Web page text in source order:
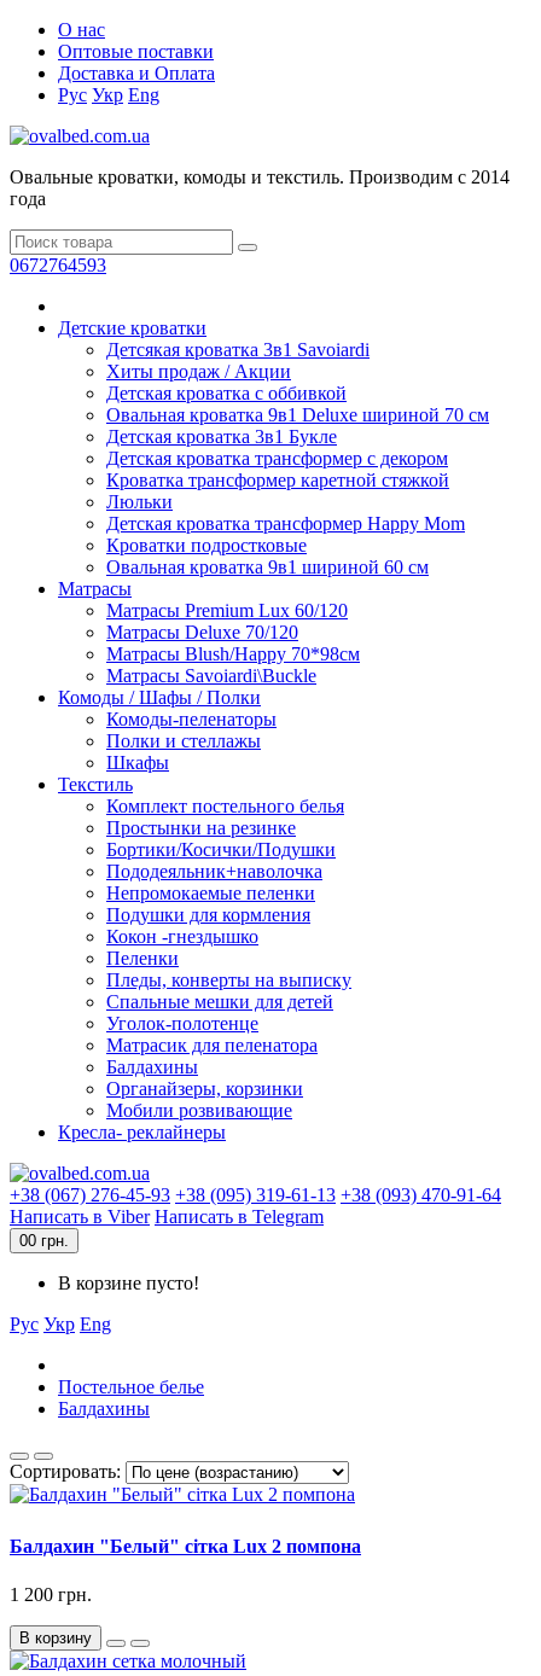
О нас
Оптовые поставки
Доставка и Оплата
Рус Укр Eng
Овальные кроватки, комоды и текстиль. Производим с 2014
года
0672764593
Детские кроватки
Детсякая кроватка 3в1 Savoiardi
Хиты продаж / Aкции
Детская кроватка с оббивкой
Овальная кроватка 9в1 Deluxe шириной 70 см
Детская кроватка 3в1 Букле
Детская кроватка трансформер с декором
Кроватка транcформер каретной стяжкой
Люльки
Детская кроватка трансформер Happy Mom
Кроватки подростковые
Овальная кроватка 9в1 шириной 60 см
Матрасы
Матрасы Premium Lux 60/120
Матрасы Deluxe 70/120
Матрасы Blush/Happy 70*98см
Матрасы Savoiardi\Buckle
Комоды / Шафы / Полки
Комоды-пеленаторы
Полки и стеллажы
Шкафы
Текстиль
Комплект постельного белья
Простынки на резинке
Бортики/Косички/Подушки
Пододеяльник+наволочка
Непромокаемые пеленки
Подушки для кормления
Кокон -гнездышко
Пеленки
Пледы, конверты на выписку
Спальные мешки для детей
Уголок-полотенце
Матрасик для пеленатора
Балдахины
Органайзеры, корзинки
Мобили розвивающие
Кресла- реклайнеры
+38 (067) 276-45-93 +38 (095) 319-61-13 +38 (093) 470-91-64
Написать в Viber Написать в Telegram
00 грн.
В корзине пусто!
Рус Укр Eng
Постельное белье
Балдахины
Сортировать:
Балдахин "Белый" сітка Lux 2 помпона
1 200 грн.
В корзину